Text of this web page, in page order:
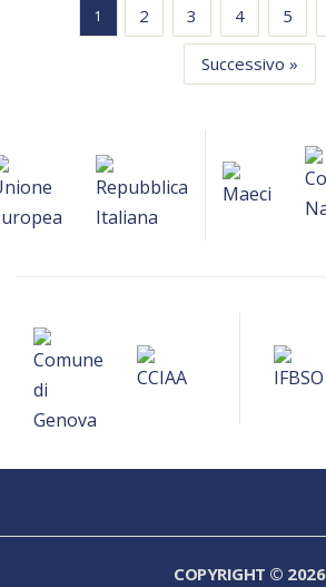
1 2 3 4 5
Successivo »
COPYRIGHT © 2026